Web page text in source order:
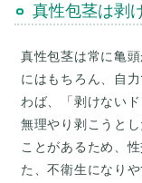
真性包茎は剥
真性包茎は常に亀
にはもちろん、自
わば、「剥けない
無理やり剥こうと
ことがあるため、
た、不衛生になり